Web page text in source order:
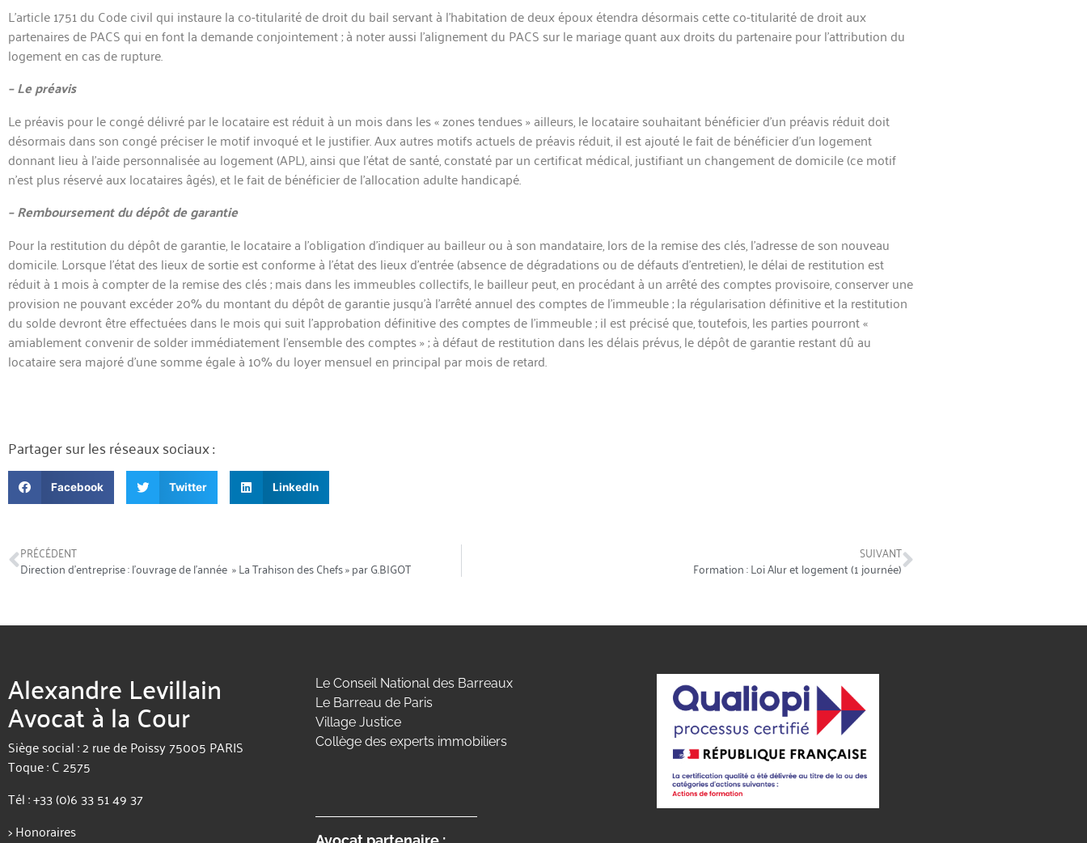
L’article 1751 du Code civil qui instaure la co-titularité de droit du bail servant à l’habitation de deux époux étendra désormais cette co-titularité de droit aux
partenaires de PACS qui en font la demande conjointement ; à noter aussi l’alignement du PACS sur le mariage quant aux droits du partenaire pour l’attribution du
logement en cas de rupture.
– Le préavis
Le préavis pour le congé délivré par le locataire est réduit à un mois dans les « zones tendues » ailleurs, le locataire souhaitant bénéficier d’un préavis réduit doit
désormais dans son congé préciser le motif invoqué et le justifier. Aux autres motifs actuels de préavis réduit, il est ajouté le fait de bénéficier d’un logement
donnant lieu à l’aide personnalisée au logement (APL), ainsi que l’état de santé, constaté par un certificat médical, justifiant un changement de domicile (ce motif
n’est plus réservé aux locataires âgés), et le fait de bénéficier de l’allocation adulte handicapé.
– Remboursement du dépôt de garantie
Pour la restitution du dépôt de garantie, le locataire a l’obligation d’indiquer au bailleur ou à son mandataire, lors de la remise des clés, l’adresse de son nouveau
domicile. Lorsque l’état des lieux de sortie est conforme à l’état des lieux d’entrée (absence de dégradations ou de défauts d’entretien), le délai de restitution est
réduit à 1 mois à compter de la remise des clés ; mais dans les immeubles collectifs, le bailleur peut, en procédant à un arrêté des comptes provisoire, conserver une
provision ne pouvant excéder 20% du montant du dépôt de garantie jusqu’à l’arrêté annuel des comptes de l’immeuble ; la régularisation définitive et la restitution
du solde devront être effectuées dans le mois qui suit l’approbation définitive des comptes de l’immeuble ; il est précisé que, toutefois, les parties pourront «
amiablement convenir de solder immédiatement l’ensemble des comptes » ; à défaut de restitution dans les délais prévus, le dépôt de garantie restant dû au
locataire sera majoré d’une somme égale à 10% du loyer mensuel en principal par mois de retard.
Partager sur les réseaux sociaux :
Facebook Twitter LinkedIn
PRÉCÉDENT
Direction d’entreprise : l’ouvrage de l’année » La Trahison des Chefs » par G.BIGOT
SUIVANT
Formation : Loi Alur et logement (1 journée)
Alexandre Levillain
Avocat à la Cour
Siège social : 2 rue de Poissy 75005 PARIS
Toque : C 2575
Tél :+33 (0)6 33 51 49 37
>Honoraires
Le Conseil National des Barreaux
Le Barreau de Paris
Village Justice
Collège des experts immobiliers